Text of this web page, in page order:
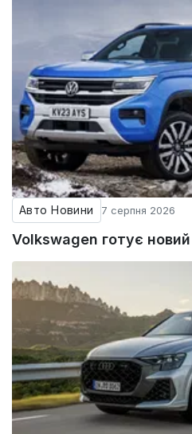
Авто Новини 7 серпня 2026
Volkswagen готує